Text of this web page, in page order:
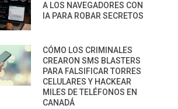
A LOS NAVEGADORES CON
IA PARA ROBAR SECRETOS
CÓMO LOS CRIMINALES
CREARON SMS BLASTERS
PARA FALSIFICAR TORRES
CELULARES Y HACKEAR
MILES DE TELÉFONOS EN
CANADÁ